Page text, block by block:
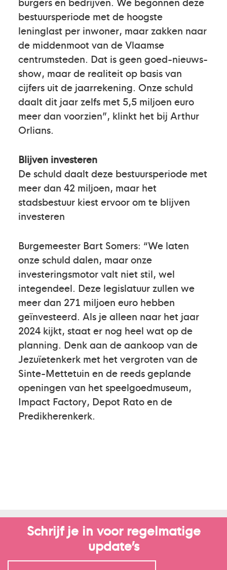
bestuursperiode met de hoogste
leninglast per inwoner, maar zakken naar
de middenmoot van de Vlaamse
centrumsteden. Dat is geen goed-nieuws-
show, maar de realiteit op basis van
cijfers uit de jaarrekening. Onze schuld
daalt dit jaar zelfs met 5,5 miljoen euro
meer dan voorzien”, klinkt het bij Arthur
Orlians.
Blijven investeren
De schuld daalt deze bestuursperiode met
meer dan 42 miljoen, maar het
stadsbestuur kiest ervoor om te blijven
investeren
Burgemeester Bart Somers: “We laten
onze schuld dalen, maar onze
investeringsmotor valt niet stil, wel
integendeel. Deze legislatuur zullen we
meer dan 271 miljoen euro hebben
geïnvesteerd. Als je alleen naar het jaar
2024 kijkt, staat er nog heel wat op de
planning. Denk aan de aankoop van de
Jezuïetenkerk met het vergroten van de
Sinte-Mettetuin en de reeds geplande
openingen van het speelgoedmuseum,
Impact Factory, Depot Rato en de
Predikherenkerk.
Schrijf je in voor regelmatige
update’s